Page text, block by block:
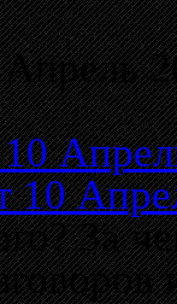
10
За